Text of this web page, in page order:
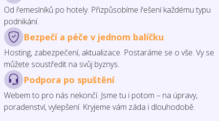
Od řemeslníků po hotely. Přizpůsobíme řešení každému typu
podnikání.
Bezpečí a péče v jednom balíčku
Hosting, zabezpečení, aktualizace. Postaráme se o vše. Vy se
můžete soustředit na svůj byznys.
Podpora po spuštění
Webem to pro nás nekončí. Jsme tu i potom – na úpravy,
poradenství, vylepšení. Kryjeme vám záda i dlouhodobě.